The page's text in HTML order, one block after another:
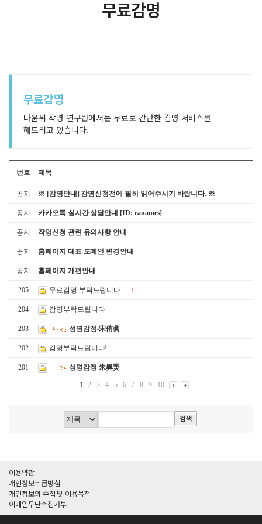
무료감명
무료감명
나윤위 작명 연구원에서는 무료로 간단한 감명 서비스를
해드리고 있습니다.
번호 제목
공지 ※ [감명안내] 감명신청전에 필히 읽어주시기 바랍니다. ※
공지 카카오톡 실시간 상담안내 [ID: ranames]
공지 작명신청 관련 유의사항 안내
공지 홈페이지 대표 도메인 변경안내
공지 홈페이지 개편안내
205 무료감명 부탁드립니다 1
204 감명부탁드립니다
203 성명감정-宋侑眞
202 감명부탁드립니다!
201 성명감정-朱異燛
1 2 3 4 5 6 7 8 9 10
이용약관
개인정보취급방침
개인정보의 수집 및 이용목적
이메일무단수집거부